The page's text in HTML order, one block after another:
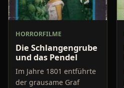
HORRORFILME
Die Schlangengrube
und das Pendel
Im Jahre 1801 entführte
der grausame Graf